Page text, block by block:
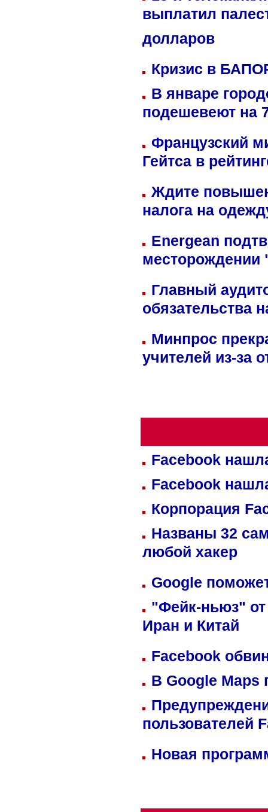
выплатил
долларов
Кризис в
В январе
подешевеют на
Французский
Гейтса в
Ждите
налога на
Energean
Главный
обязательства
Минпрос
учителей из-за
Facebook
Facebook
Корпорация
Названы 32
любой хакер
Google
"Фейк-ньюз" от
Иран и Китай
Facebook
В Google Maps
пользователей
Новая